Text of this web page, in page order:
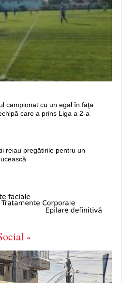
campionat cu un egal în faţa
care a prins Liga a 2-a
reiau pregătirile pentru un